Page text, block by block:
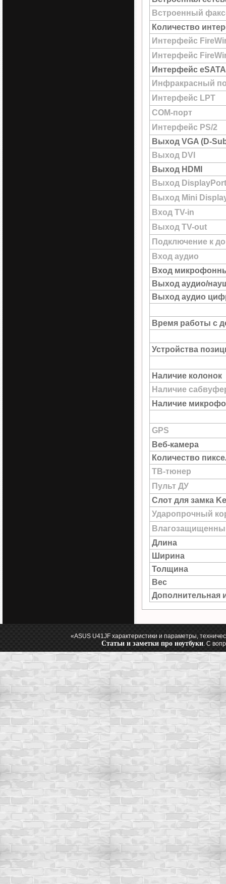
Встроенный
Количество
Интерфейс
Интерфейс
Интерфейс eSATA
Инфракрасный
Интерфейс LPT
COM-порт
Интерфейс PS/2
Выход VGA (D-
Выход DVI
Выход HDMI
Выход DisplayPort
Выход Mini
Вход TV-in
Выход TV-out
Подключение к
Вход аудио
Вход
Выход аудио/
Выход аудио
Время работы с
Устройства
Наличие колонок
Наличие
Наличие
GPS
Веб-камера
Количество
ТВ-тюнер
Пульт ДУ
Слот для замка
Ударопрочный
Длина
Ширина
Толщина
Вес
Дополнительная
«ASUS U41JF характеристики и параметры,
Статьи и заметки про ноутбуки. С